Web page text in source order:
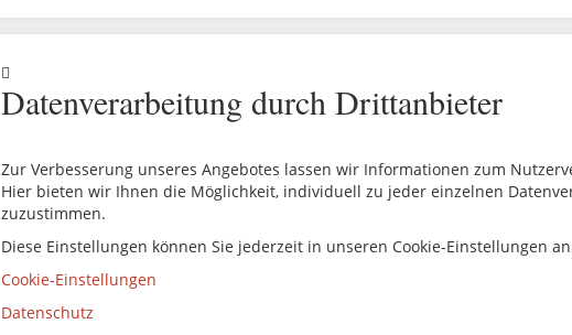
Datenverarbeitung durch Drittanbieter
Zur Verbesserung unseres Angebotes lassen wir Informationen zum
Hier bieten wir Ihnen die Möglichkeit, individuell zu jeder einzelnen
zuzustimmen.
Diese Einstellungen können Sie jederzeit in unseren Cookie-Einstellungen
Cookie-Einstellungen
Datenschutz